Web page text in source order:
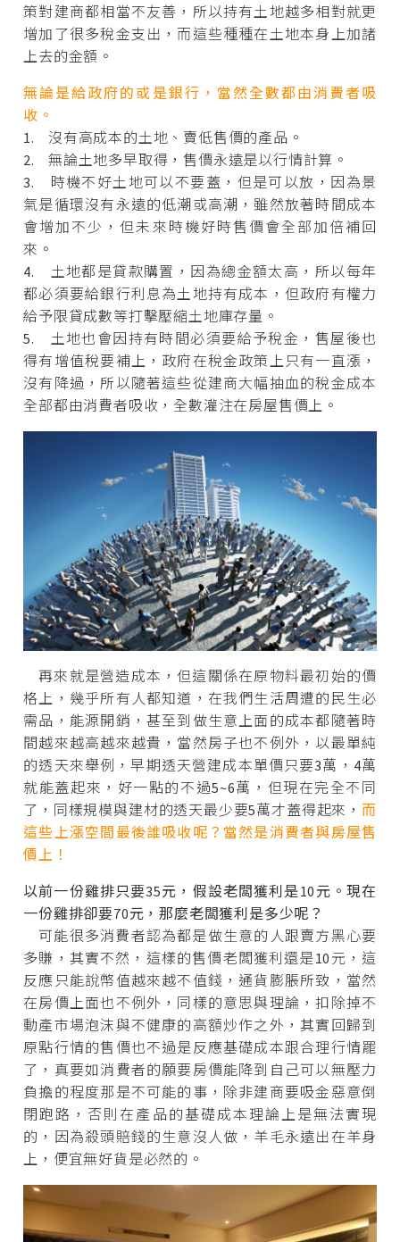
策對建商都相當不友善，所以持有土地越多相對就更
增加了很多稅金支出，而這些種種在土地本身上加諸
上去的金額。
無論是給政府的或是銀行，當然全數都由消費者吸
收。
1. 沒有高成本的土地、賣低售價的產品。
2. 無論土地多早取得，售價永遠是以行情計算。
3. 時機不好土地可以不要蓋，但是可以放，因為景
氣是循環沒有永遠的低潮或高潮，雖然放著時間成本
會增加不少，但未來時機好時售價會全部加倍補回
來。
4. 土地都是貸款購置，因為總金額太高，所以每年
都必須要給銀行利息為土地持有成本，但政府有權力
給予限貸成數等打擊壓縮土地庫存量。
5. 土地也會因持有時間必須要給予稅金，售屋後也
得有增值稅要補上，政府在稅金政策上只有一直漲，
沒有降過，所以隨著這些從建商大幅抽血的稅金成本
全部都由消費者吸收，全數灌注在房屋售價上。
再來就是營造成本，但這關係在原物料最初始的價
格上，幾乎所有人都知道，在我們生活周遭的民生必
需品，能源開銷，甚至到做生意上面的成本都隨著時
間越來越高越來越貴，當然房子也不例外，以最單純
的透天來舉例，早期透天營建成本單價只要3萬，4萬
就能蓋起來，好一點的不過5~6萬，但現在完全不同
了，同樣規模與建材的透天最少要5萬才蓋得起來， 而
這些上漲空間最後誰吸收呢？當然是消費者與房屋售
價上！
以前一份雞排只要35元，假設老闆獲利是10元。現在
一份雞排卻要70元，那麼老闆獲利是多少呢？
可能很多消費者認為都是做生意的人跟賣方黑心要
多賺，其實不然，這樣的售價老闆獲利還是10元，這
反應只能說幣值越來越不值錢，通貨膨脹所致，當然
在房價上面也不例外，同樣的意思與理論，扣除掉不
動產市場泡沫與不健康的高額炒作之外，其實回歸到
原點行情的售價也不過是反應基礎成本跟合理行情罷
了，真要如消費者的願要房價能降到自己可以無壓力
負擔的程度那是不可能的事，除非建商要吸金惡意倒
閉跑路，否則在產品的基礎成本理論上是無法實現
的，因為殺頭賠錢的生意沒人做，羊毛永遠出在羊身
上，便宜無好貨是必然的。